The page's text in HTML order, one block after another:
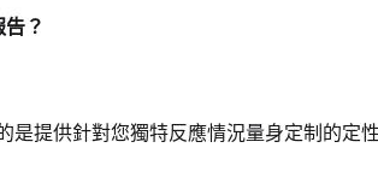
？
提供針對您獨特反應情況量身定制的定